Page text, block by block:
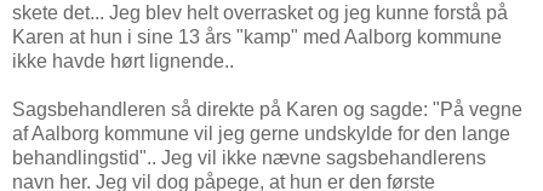
skete det... Jeg blev helt overrasket og jeg kunne forstå på
Karen at hun i sine 13 års "kamp" med Aalborg kommune
ikke havde hørt lignende..
Sagsbehandleren så direkte på Karen og sagde: "På vegne
af Aalborg kommune vil jeg gerne undskylde for den lange
behandlingstid".. Jeg vil ikke nævne sagsbehandlerens
navn her. Jeg vil dog påpege, at hun er den første